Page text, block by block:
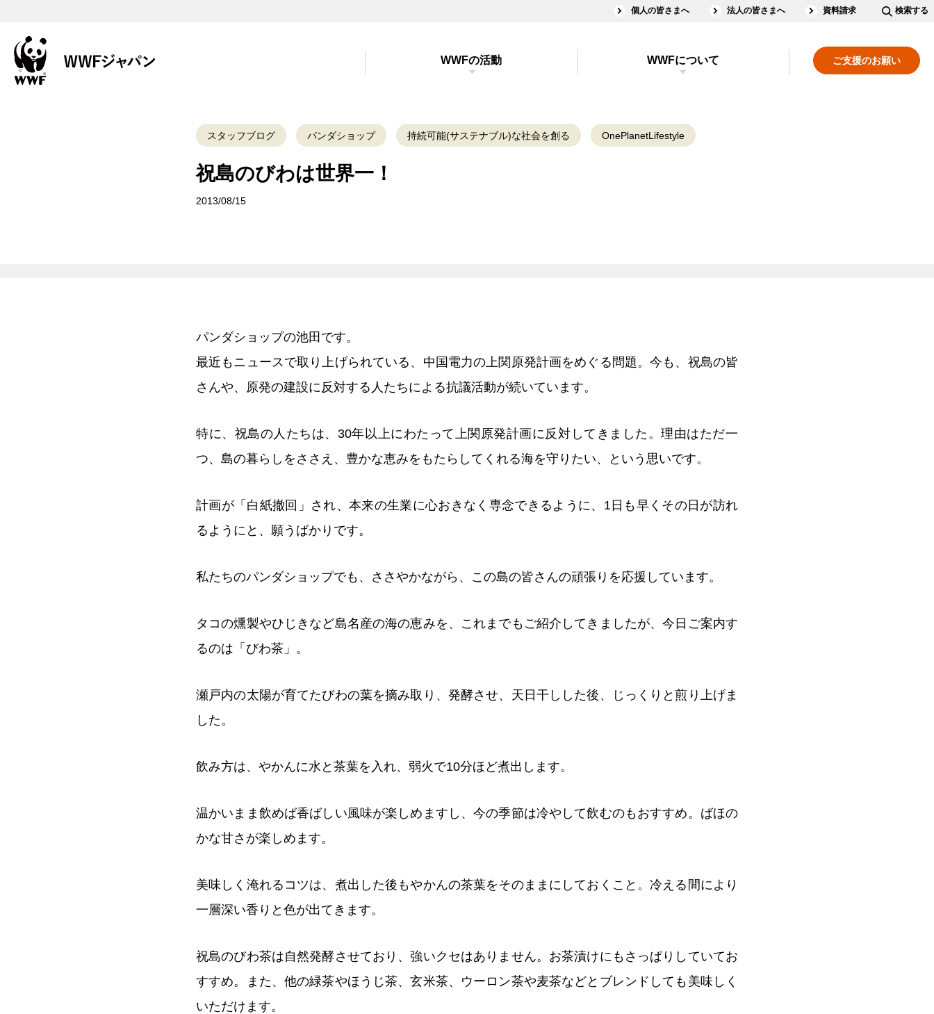
個人の皆さまへ 法人の皆さまへ 資料請求 検索する
ご支援のお願い
WWFの活動 WWFについて
スタッフブログ パンダショップ 持続可能(サステナブル)な社会を創る OnePlanetLifestyle
祝島のびわは世界一！
2013/08/15
パンダショップの池田です。
最近もニュースで取り上げられている、中国電力の上関原発計画をめぐる問題。今も、祝島の皆
さんや、原発の建設に反対する人たちによる抗議活動が続いています。
特に、祝島の人たちは、30年以上にわたって上関原発計画に反対してきました。理由はただ一
つ、島の暮らしをささえ、豊かな恵みをもたらしてくれる海を守りたい、という思いです。
計画が「白紙撤回」され、本来の生業に心おきなく専念できるように、1日も早くその日が訪れ
るようにと、願うばかりです。
私たちのパンダショップでも、ささやかながら、この島の皆さんの頑張りを応援しています。
タコの燻製やひじきなど島名産の海の恵みを、これまでもご紹介してきましたが、今日ご案内す
るのは「びわ茶」。
瀬戸内の太陽が育てたびわの葉を摘み取り、発酵させ、天日干しした後、じっくりと煎り上げま
した。
飲み方は、やかんに水と茶葉を入れ、弱火で10分ほど煮出します。
温かいまま飲めば香ばしい風味が楽しめますし、今の季節は冷やして飲むのもおすすめ。ばほの
かな甘さが楽しめます。
美味しく淹れるコツは、煮出した後もやかんの茶葉をそのままにしておくこと。冷える間により
一層深い香りと色が出てきます。
祝島のびわ茶は自然発酵させており、強いクセはありません。お茶漬けにもさっぱりしていてお
すすめ。また、他の緑茶やほうじ茶、玄米茶、ウーロン茶や麦茶などとブレンドしても美味しく
いただけます。